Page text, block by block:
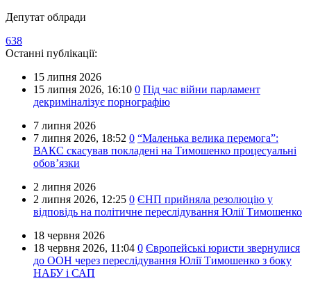
Депутат облради
638
Останні публікації:
15 липня 2026
15 липня 2026, 16:10 0 Під час війни парламент
декриміналізує порнографію
7 липня 2026
7 липня 2026, 18:52 0 “Маленька велика перемога”:
ВАКС скасував покладені на Тимошенко процесуальні
обов’язки
2 липня 2026
2 липня 2026, 12:25 0 ЄНП прийняла резолюцію у
відповідь на політичне переслідування Юлії Тимошенко
18 червня 2026
18 червня 2026, 11:04 0 Європейські юристи звернулися
до ООН через переслідування Юлії Тимошенко з боку
НАБУ і САП